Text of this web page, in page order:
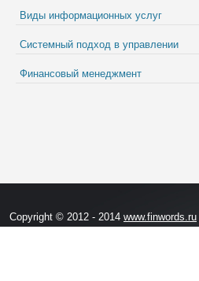
Виды информационных услуг
Системный подход в управлении
Финансовый менеджмент
Copyright © 2012 - 2014 www.finwords.ru